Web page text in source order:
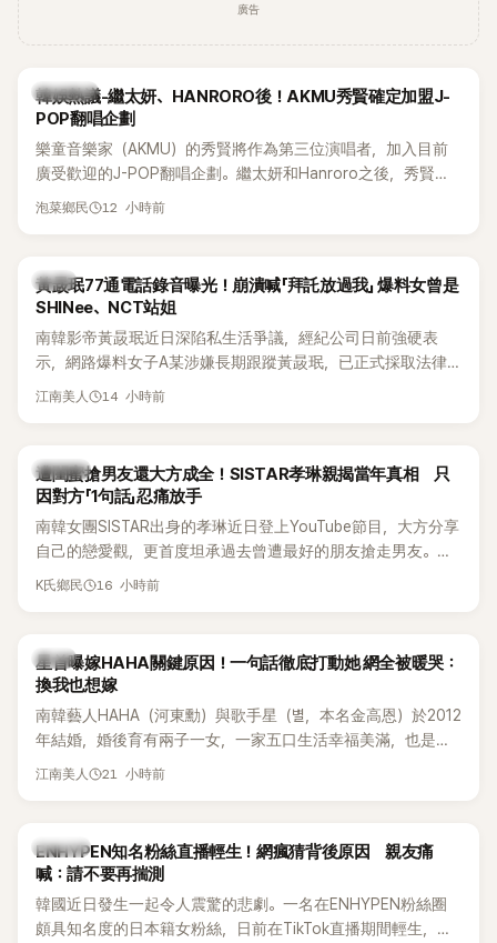
廣告
熱議討論
韓娛熱議-繼太妍、HANRORO後！AKMU秀賢確定加盟J-
POP翻唱企劃
樂童音樂家（AKMU）的秀賢將作為第三位演唱者，加入目前
廣受歡迎的J-POP翻唱企劃。繼太妍和Hanroro之後，秀賢已
獲選為第三首翻唱歌曲的主唱，並於近期完成錄音。
泡菜鄉民 12 小時前
韓星
黃晸珉77通電話錄音曝光！崩潰喊「拜託放過我」 爆料女曾是
SHINee、NCT站姐
南韓影帝黃晸珉近日深陷私生活爭議，經紀公司日前強硬表
示，網路爆料女子A某涉嫌長期跟蹤黃晸珉，已正式採取法律
行動。不過，A並未停止發聲，持續透過社群平台公開爆料，反
的錄音內容，而A也首度承認自己過去曾是SHINee、NCT等偶
像團體的「站姐」，事件持續延燒。
江南美人 14 小時前
K-POP
遭閨蜜搶男友還大方成全！SISTAR孝琳親揭當年真相 只
因對方「1句話」忍痛放手
南韓女團SISTAR出身的孝琳近日登上YouTube節目，大方分享
自己的戀愛觀，更首度坦承過去曾遭最好的朋友搶走男友。她
表示，當時選擇瀟灑放手，但如果同樣的事情現在再發生，「我
K氏鄉民 16 小時前
韓星
星首曝嫁HAHA關鍵原因！一句話徹底打動她 網全被暖哭：
換我也想嫁
南韓藝人HAHA（河東勳）與歌手星（별，本名金高恩）於2012
年結婚，婚後育有兩子一女，一家五口生活幸福美滿，也是韓
國演藝圈公認的模範夫妻。近日，星首度公開當年決定嫁給
江南美人 21 小時前
K-POP
ENHYPEN知名粉絲直播輕生！網瘋猜背後原因 親友痛
喊：請不要再揣測
韓國近日發生一起令人震驚的悲劇。一名在ENHYPEN粉絲圈
頗具知名度的日本籍女粉絲，日前在TikTok直播期間輕生，最